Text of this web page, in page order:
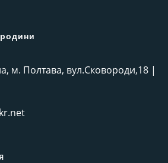
м. Полтава, вул.Сковороди,18 |